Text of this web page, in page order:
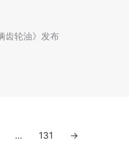
齿轮油》发布
… 131 →